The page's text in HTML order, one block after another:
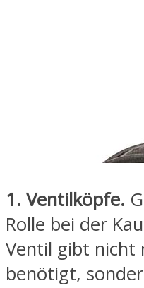
1. Ventilköpfe.
Rolle bei der
Ventil gibt nicht
benötigt,